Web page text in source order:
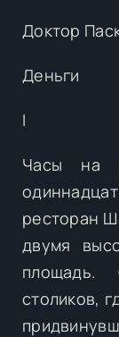
Доктор
Деньги
I
Часы на
ресторан
двумя
площадь.
столиков,